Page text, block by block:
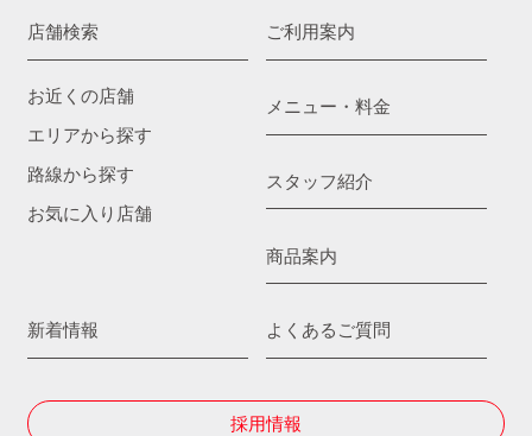
店舗検索
お近くの店舗
エリアから探す
路線から探す
お気に入り店舗
ご利用案内
メニュー・料金
スタッフ紹介
商品案内
新着情報 よくあるご質問
採用情報